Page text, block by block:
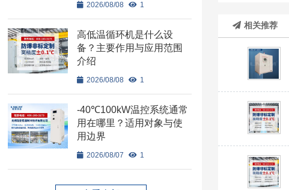
相关推荐
2026/08/08 1
高低温循环机是什么设
备？主要作用与应用范围
介绍
2026/08/08 1
-40℃100kW温控系统通常
用在哪里？适用对象与使
用边界
2026/08/07 1